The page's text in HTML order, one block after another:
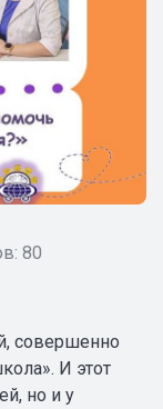
80
совершенно
И этот
но и у